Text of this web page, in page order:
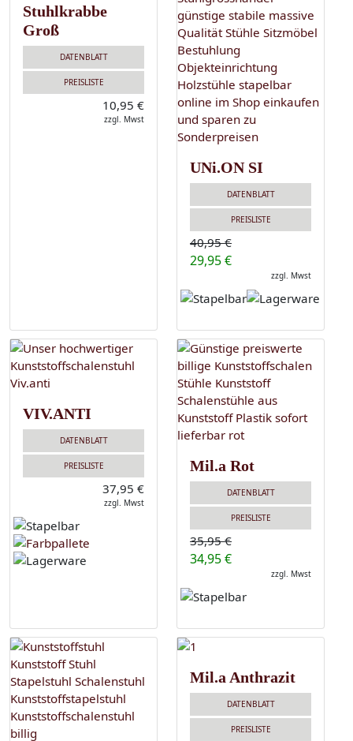
Stuhlkrabbe
Groß
DATENBLATT
PREISLISTE
10,95 €
zzgl. Mwst
UNi.ON SI
DATENBLATT
PREISLISTE
40,95 €
29,95 €
zzgl. Mwst
VIV.ANTI
DATENBLATT
PREISLISTE
37,95 €
zzgl. Mwst
Mil.a Rot
DATENBLATT
PREISLISTE
35,95 €
34,95 €
zzgl. Mwst
Mil.a Anthrazit
DATENBLATT
PREISLISTE